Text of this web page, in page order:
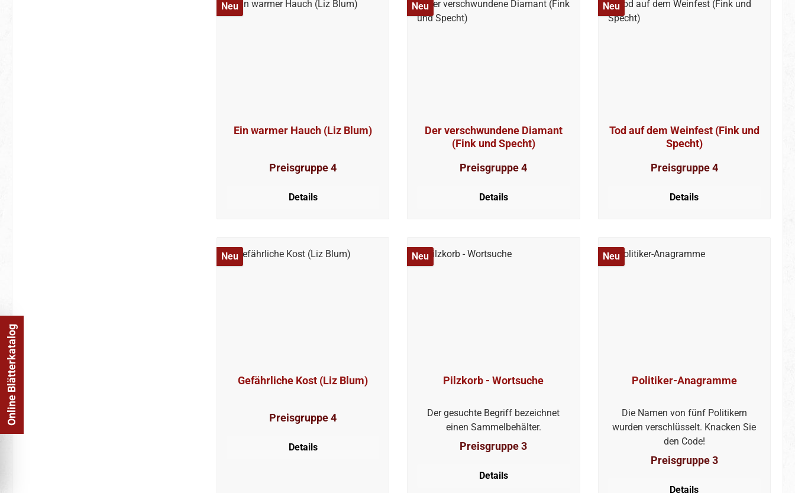
Neu
Ein warmer Hauch (Liz Blum)
Preisgruppe 4
Details
Neu
Der verschwundene Diamant
(Fink und Specht)
Preisgruppe 4
Details
Neu
Tod auf dem Weinfest (Fink und
Specht)
Preisgruppe 4
Details
Neu
Gefährliche Kost (Liz Blum)
Preisgruppe 4
Details
Neu
Pilzkorb - Wortsuche
Der gesuchte Begriff bezeichnet
einen Sammelbehälter.
Preisgruppe 3
Details
Neu
Politiker-Anagramme
Die Namen von fünf Politikern
wurden verschlüsselt. Knacken Sie
den Code!
Preisgruppe 3
Details
Online Blätterkatalog